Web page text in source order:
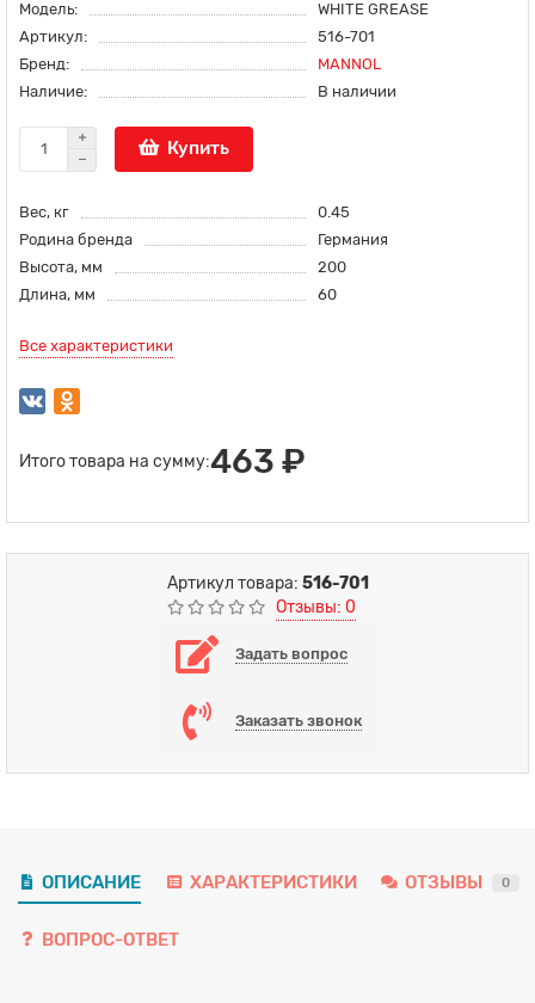
Модель:
WHITE GREASE
Артикул:
516-701
Бренд:
MANNOL
Наличие:
В наличии
Купить
Вес, кг
0.45
Родина бренда
Германия
Высота, мм
200
Длина, мм
60
Все характеристики
Итого товара на сумму:463 ₽
Артикул товара: 516-701
Отзывы: 0
Задать вопрос
Заказать звонок
ОПИСАНИЕ ХАРАКТЕРИСТИКИ ОТЗЫВЫ 0
ВОПРОС-ОТВЕТ